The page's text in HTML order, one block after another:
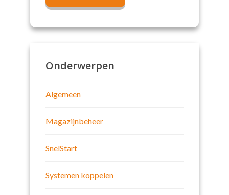
Onderwerpen
Algemeen
Magazijnbeheer
SnelStart
Systemen koppelen